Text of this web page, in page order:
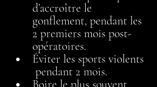
d’accroître le
gonflement, pendant les
2 premiers mois post-
opératoires.
Éviter les sports violents
pendant 2 mois.